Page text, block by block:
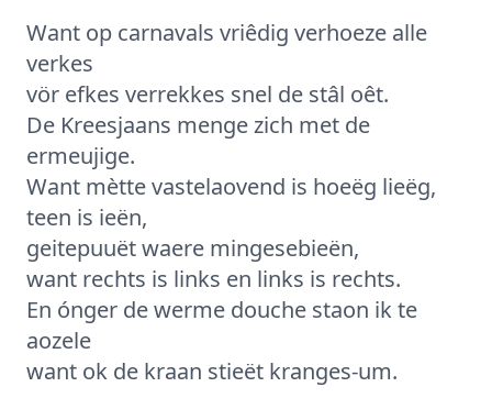
Want op carnavals vriêdig verhoeze alle
verkes
vör efkes verrekkes snel de stâl oêt.
De Kreesjaans menge zich met de
ermeujige.
Want mètte vastelaovend is hoeëg lieëg,
teen is ieën,
geitepuuët waere mingesebieën,
want rechts is links en links is rechts.
En ónger de werme douche staon ik te
aozele
want ok de kraan stieët kranges-um.